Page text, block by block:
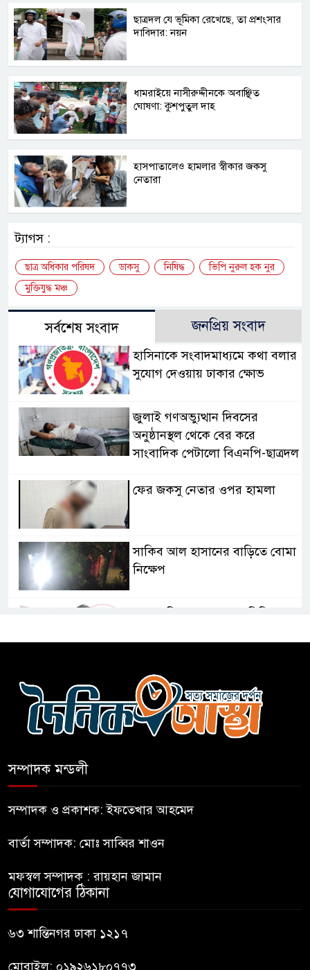
ছাত্রদল যে ভূমিকা রেখেছে, তা প্রশংসার
দাবিদার: নয়ন
ধামরাইয়ে নাসীরুদ্দীনকে অবাঞ্ছিত
ঘোষণা: কুশপুতুল দাহ
হাসপাতালেও হামলার স্বীকার জকসু
নেতারা
ট্যাগস :
ছাত্র অধিকার পরিষদ ডাকসু নিষিদ্ধ
ভিপি নুরুল হক নুর
মুক্তিযুদ্ধ মঞ্চ
সর্বশেষ সংবাদ জনপ্রিয় সংবাদ
হাসিনাকে সংবাদমাধ্যমে কথা বলার
সুযোগ দেওয়ায় ঢাকার ক্ষোভ
জুলাই গণঅভ্যুত্থান দিবসের
অনুষ্ঠানস্থল থেকে বের করে
সাংবাদিক পেটালো বিএনপি-ছাত্রদল
ফের জকসু নেতার ওপর হামলা
সাকিব আল হাসানের বাড়িতে বোমা
নিক্ষেপ
বিএনপির সক্রিয় অংশগ্রহণই জুলাই
গণঅভ্যুত্থানকে ত্বরান্বিত করেছিল
প্রধানমন্ত্রীর সম্ভাব্য সফর ঘিরে
পিস্তল ইয়াবাসহ আটক-১
৬ সাংবাদিক আহত
সম্পাদক মন্ডলী
সম্পাদক ও প্রকাশক: ইফতেখার আহমেদ
বার্তা সম্পাদক: মোঃ সাব্বির শাওন
মফস্বল সম্পাদক : রায়হান জামান
যোগাযোগের ঠিকানা
৬৩ শান্তিনগর ঢাকা ১২১৭
মোবাইল: ০১৯২৬১৮০৭৭৩